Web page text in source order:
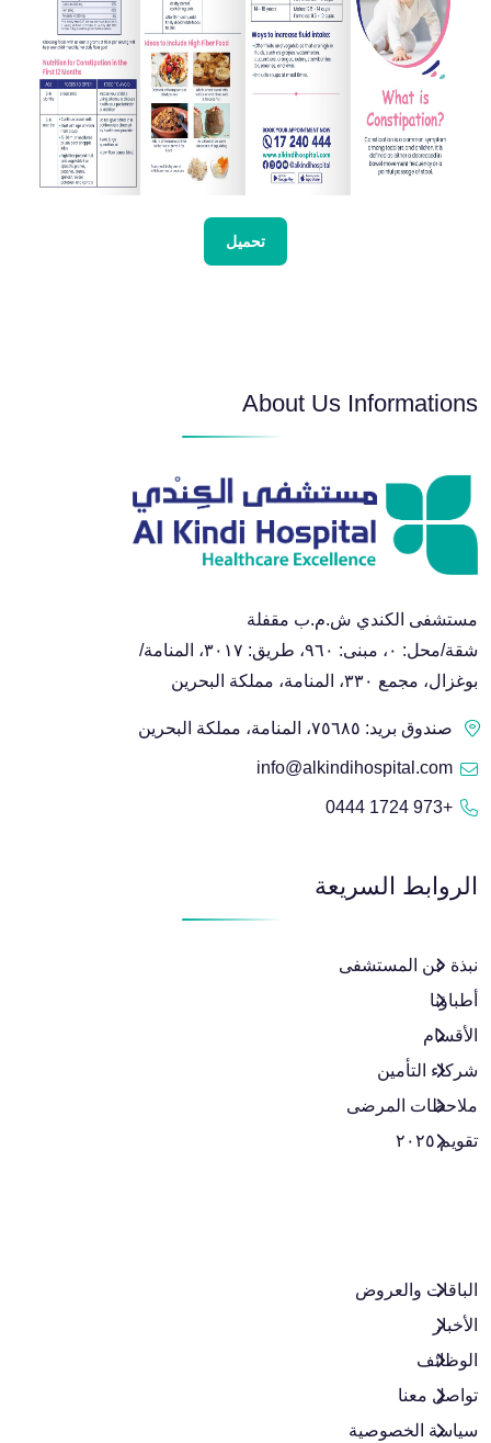
تحميل
About Us Informations
مستشفى الكندي ش.م.ب مقفلة
شقة/محل: ٠، مبنى: ٩٦٠، طريق: ٣٠١٧، المنامة/
بوغزال، مجمع ٣٣٠، المنامة، مملكة البحرين
صندوق بريد: ٧٥٦٨٥، المنامة، مملكة البحرين
info@alkindihospital.com
+973 1724 0444
الروابط السريعة
نبذة عن المستشفى
أطباؤنا
الأقسام
شركاء التأمين
ملاحظات المرضى
تقويم ٢٠٢٥
الباقات والعروض​
الأخبار
الوظائف
تواصل معنا
سياسة الخصوصية